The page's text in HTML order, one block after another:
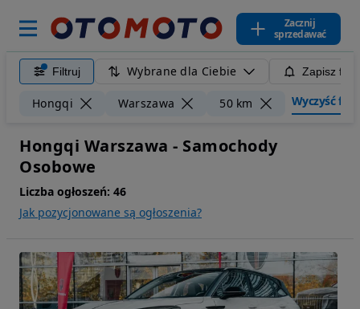
Zacznij
sprzedawać
Filtruj Wybrane dla Ciebie Zapisz
Hongqi Warszawa 50 km Wyczyść
Hongqi Warszawa - Samochody
Osobowe
Liczba ogłoszeń: 46
Jak pozycjonowane są ogłoszenia?